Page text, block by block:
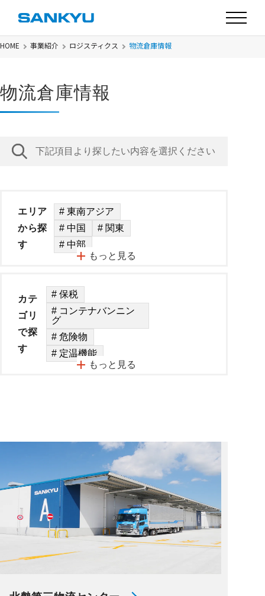
HOME 事業紹介 ロジスティクス 物流倉庫情報
物流倉庫情報
下記項目より探したい内容を選択ください
エリア
から探
す
# 東南アジア
# 中国
# 関東
# 中部
もっと見る
カテ
ゴリ
で探
す
# 保税
# コンテナバンニン
グ
# 危険物
# 定温機能
もっと見る